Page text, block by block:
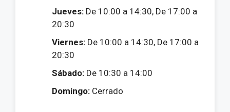
Jueves: De 10:00 a 14:30, De 17:00 a
20:30
Viernes: De 10:00 a 14:30, De 17:00 a
20:30
Sábado: De 10:30 a 14:00
Domingo: Cerrado